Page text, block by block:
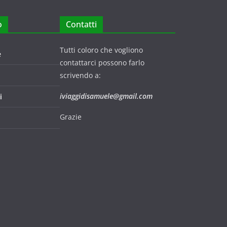
Contatti
Tutti coloro che vogliono
contattarci possono farlo
scrivendo a:
iviaggidisamuele@gmail.com
Grazie